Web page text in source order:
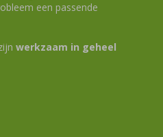
een passende
werkzaam in geheel